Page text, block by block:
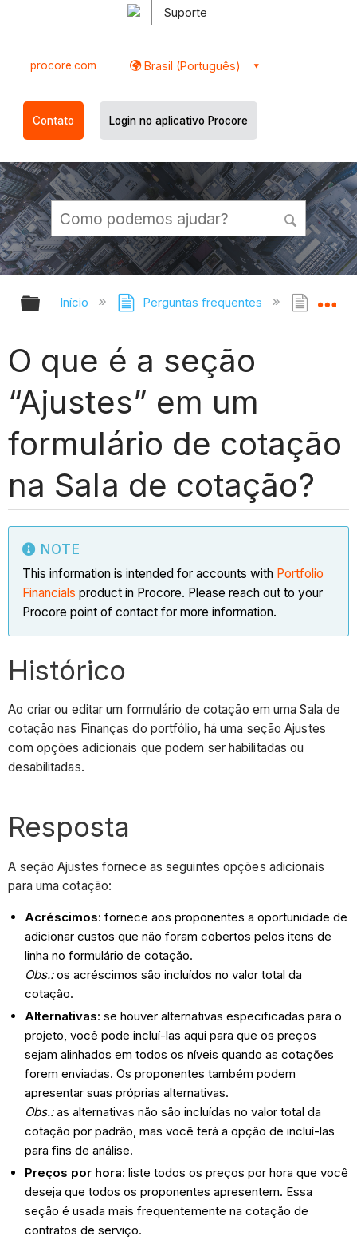
Suporte
procore.com Brasil (Português)
Contato Login no aplicativo Procore
Expandir/recolher hierarquia
Início Perguntas frequentes O
O que é a seção
“Ajustes” em um
formulário de cotação
na Sala de cotação?
NOTE
This information is intended for accounts with Portfolio
Financials product in Procore. Please reach out to your
Procore point of contact for more information.
Histórico
Ao criar ou editar um formulário de cotação em uma Sala de
cotação nas Finanças do portfólio, há uma seção Ajustes
com opções adicionais que podem ser habilitadas ou
desabilitadas.
Resposta
A seção Ajustes fornece as seguintes opções adicionais
para uma cotação:
Acréscimos: fornece aos proponentes a oportunidade de
adicionar custos que não foram cobertos pelos itens de
linha no formulário de cotação.
Obs.:os acréscimos são incluídos no valor total da
cotação.
Alternativas: se houver alternativas especificadas para o
projeto, você pode incluí-las aqui para que os preços
sejam alinhados em todos os níveis quando as cotações
forem enviadas. Os proponentes também podem
apresentar suas próprias alternativas.
Obs.:as alternativas não são incluídas no valor total da
cotação por padrão, mas você terá a opção de incluí-las
para fins de análise.
Preços por hora: liste todos os preços por hora que você
deseja que todos os proponentes apresentem. Essa
seção é usada mais frequentemente na cotação de
contratos de serviço.